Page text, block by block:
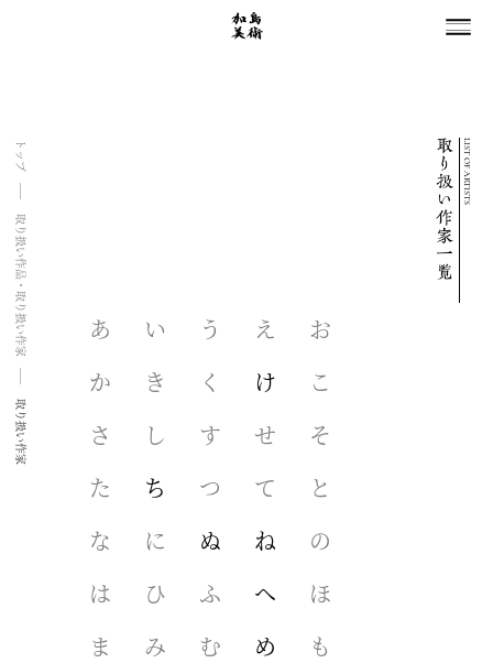
トップ
取り扱い作品・取り扱い作家
取り扱い作家
LIST OF ARTISTS
あ い う え
お
か
き く け
こ
さ
し す せ
そ
た
ち つ て
と
な
に ぬ ね
の
は
ひ ふ へ
ほ
ま
み む め
も